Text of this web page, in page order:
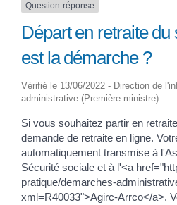
Question-réponse
Départ en retraite du
est la démarche ?
Vérifié le 13/06/2022 - Direction de
administrative (Première ministre)
Si vous souhaitez partir en
demande de retraite en ligne.
automatiquement transmise à
Sécurité sociale et à l'<a
pratique/demarches-
xml=R40033">Agirc-Arrco</a>.